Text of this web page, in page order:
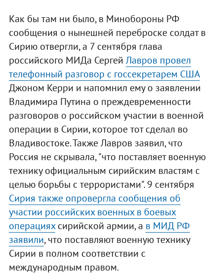
Как бы там ни было, в Минобороны РФ
сообщения о нынешней переброске солдат в
Сирию отвергли, а 7 сентября глава
российского МИДа Сергей Лавров провел
телефонный разговор с госсекретарем США
Джоном Керри и напомнил ему о заявлении
Владимира Путина о преждевременности
разговоров о российском участии в военной
операции в Сирии, которое тот сделал во
Владивостоке. Также Лавров заявил, что
Россия не скрывала, "что поставляет военную
технику официальным сирийским властям с
целью борьбы с террористами". 9 сентября
Сирия также опровергла сообщения об
участии российских военных в боевых
операцияхсирийской армии, а в МИД РФ
заявили, что поставляют военную технику
Сирии в полном соответствии с
международным правом.